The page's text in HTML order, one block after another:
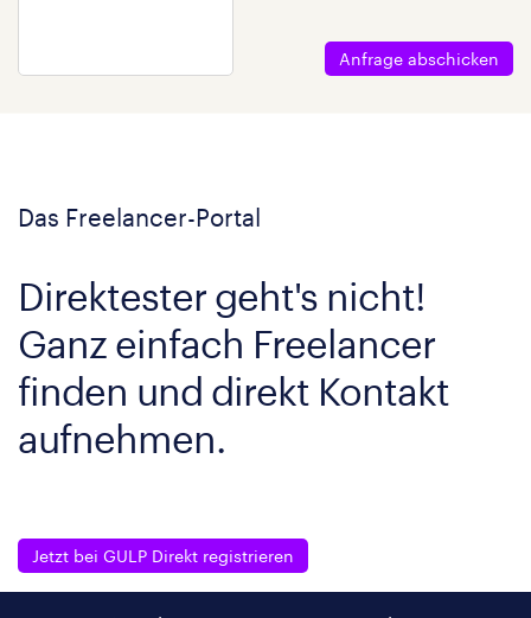
Anfrage abschicken
Das Freelancer-Portal
Direktester geht's nicht!
Ganz einfach Freelancer
finden und direkt Kontakt
aufnehmen.
Jetzt bei GULP Direkt registrieren